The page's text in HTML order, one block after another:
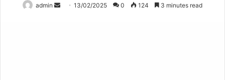
admin
Send13/02/2025 0 124 3 minutes read